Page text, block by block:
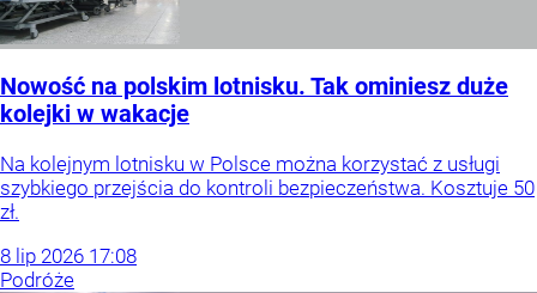
Nowość na polskim lotnisku. Tak ominiesz duże
kolejki w wakacje
Na kolejnym lotnisku w Polsce można korzystać z usługi
szybkiego przejścia do kontroli bezpieczeństwa. Kosztuje 50
zł.
8 lip 2026 17:08
Podróże